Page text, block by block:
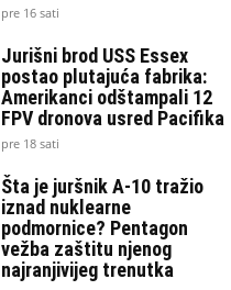
pre 16 sati
Jurišni brod USS Essex
postao plutajuća fabrika:
Amerikanci odštampali 12
FPV dronova usred Pacifika
pre 18 sati
Šta je juršnik A-10 tražio
iznad nuklearne
podmornice? Pentagon
vežba zaštitu njenog
najranjivijeg trenutka